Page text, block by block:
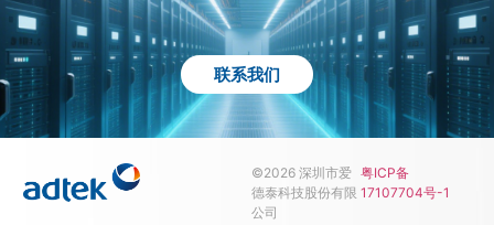
联系我们
©2026 深圳市爱
德泰科技股份有限
公司
粤ICP备
17107704号-1